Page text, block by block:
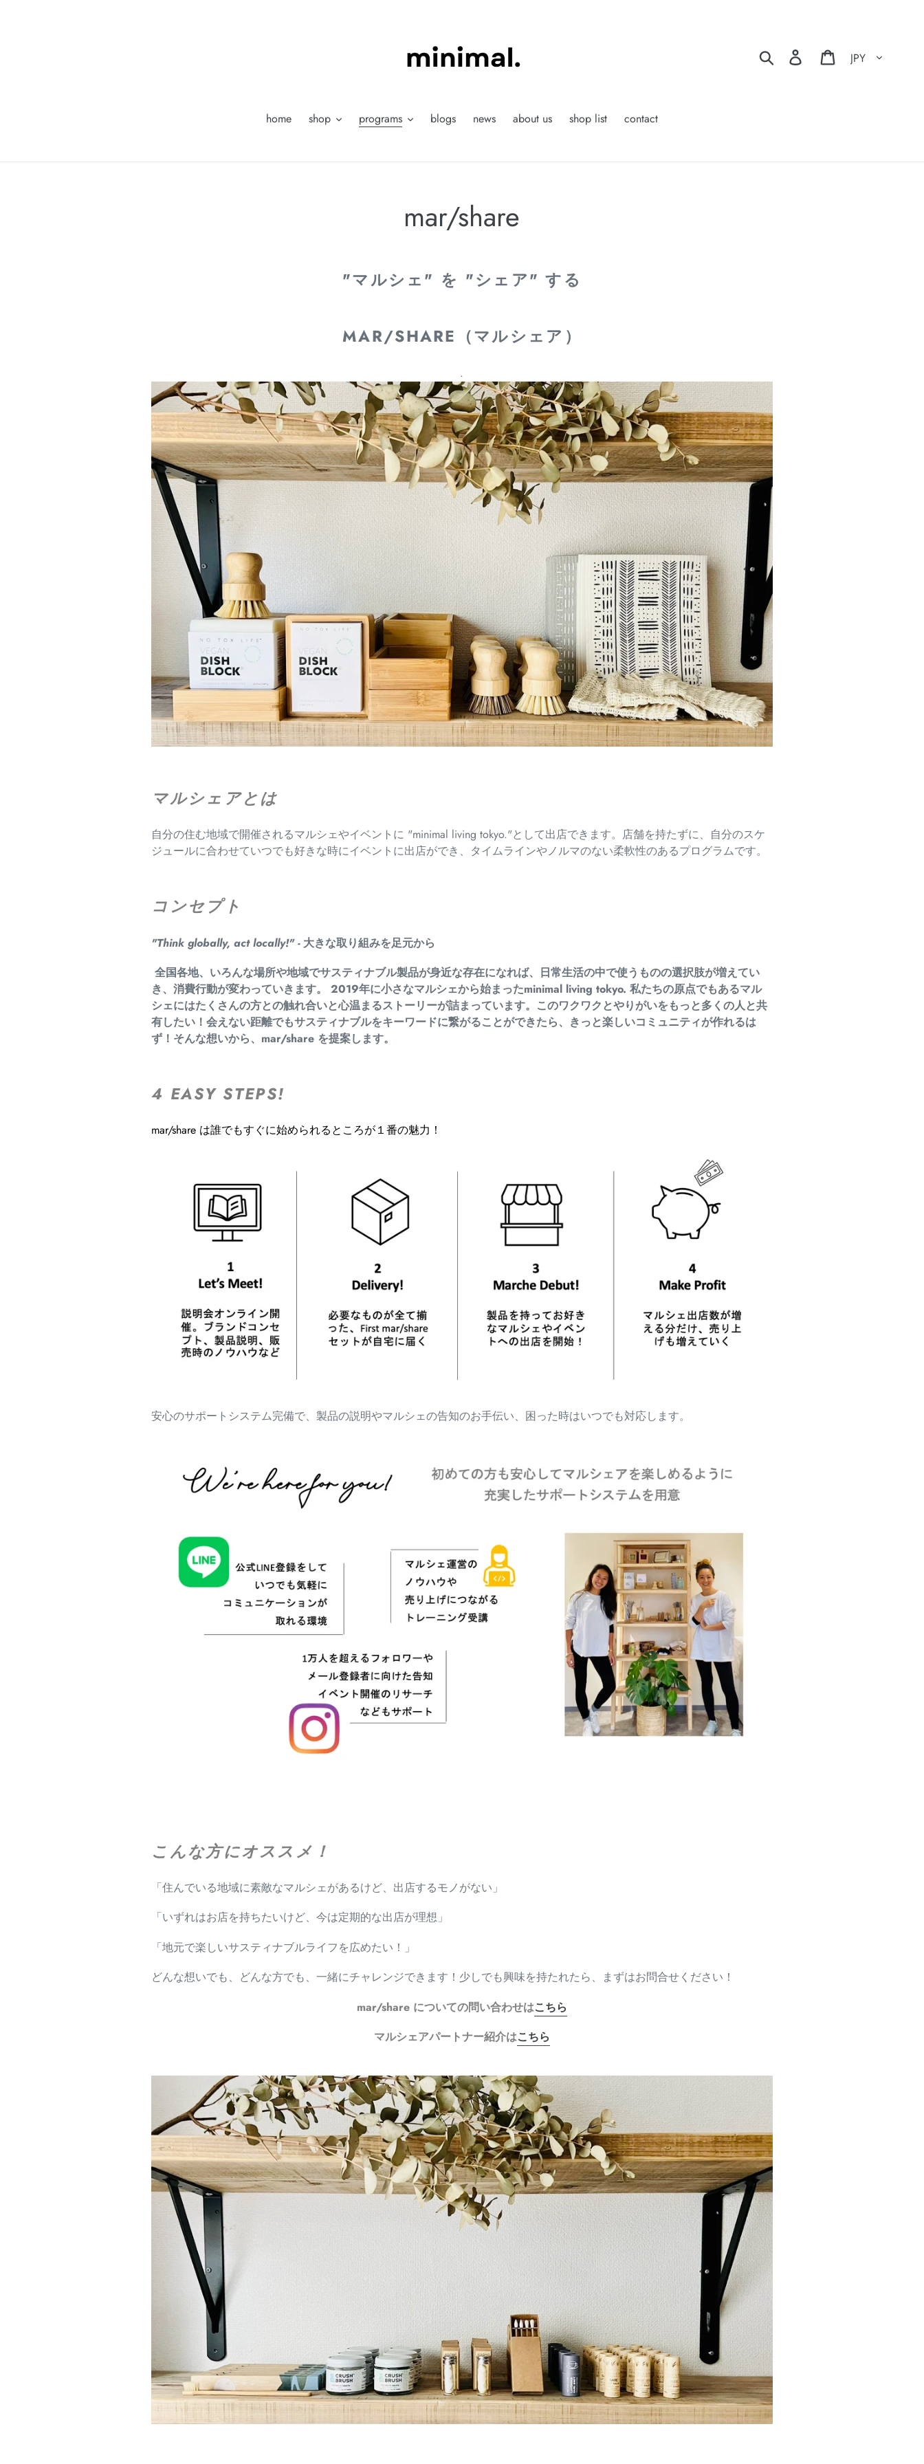
検索 ログイン カート
home shop programs blogs news about us shop list contact
mar/share
"マルシェ" を "シェア" する
MAR/SHARE（マルシェア）
.
マルシェアとは
自分の住む地域で開催されるマルシェやイベントに "minimal living tokyo."として出店できます。店舗を持たずに、自分のスケ
ジュールに合わせていつでも好きな時にイベントに出店ができ、タイムラインやノルマのない柔軟性のあるプログラムです。
コンセプト
"Think globally, act locally!" - 大きな取り組みを足元から
全国各地、いろんな場所や地域でサスティナブル製品が身近な存在になれば、日常生活の中で使うものの選択肢が増えてい
き、消費行動が変わっていきます。 2019年に小さなマルシェから始まったminimal living tokyo. 私たちの原点でもあるマル
シェにはたくさんの方との触れ合いと心温まるストーリーが詰まっています。このワクワクとやりがいをもっと多くの人と共
有したい！会えない距離でもサスティナブルをキーワードに繋がることができたら、きっと楽しいコミュニティが作れるは
ず！そんな想いから、mar/share を提案します。
4 EASY STEPS!
mar/share は誰でもすぐに始められるところが１番の魅力！
安心のサポートシステム完備で、製品の説明やマルシェの告知のお手伝い、困った時はいつでも対応します。
こんな方にオススメ！
「住んでいる地域に素敵なマルシェがあるけど、出店するモノがない」
「いずれはお店を持ちたいけど、今は定期的な出店が理想」
「地元で楽しいサスティナブルライフを広めたい！」
どんな想いでも、どんな方でも、一緒にチャレンジできます！少しでも興味を持たれたら、まずはお問合せください！
mar/share についての問い合わせはこちら
マルシェアパートナー紹介はこちら